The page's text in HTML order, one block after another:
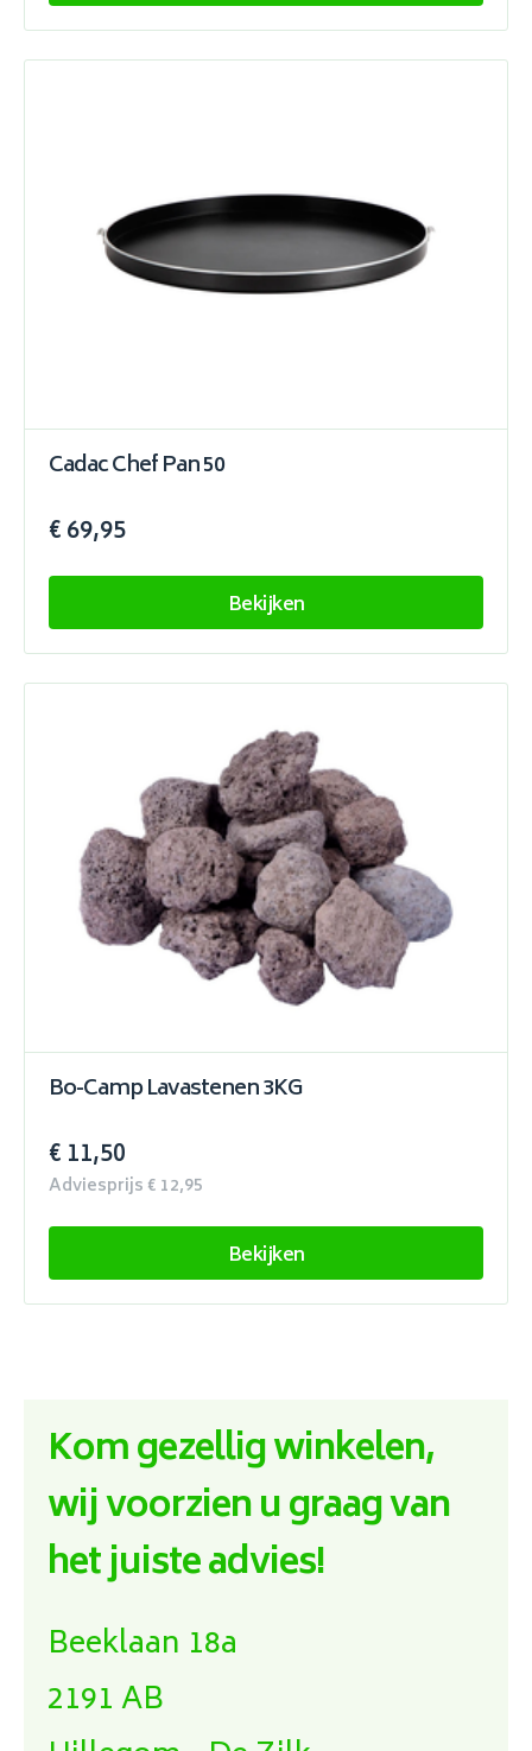
Cadac Chef Pan 50
€ 69,95
Bekijken
Bo-Camp Lavastenen 3KG
€ 11,50
Adviesprijs € 12,95
Bekijken
Kom gezellig winkelen,
wij voorzien u graag van
het juiste advies!
Beeklaan 18a
2191 AB